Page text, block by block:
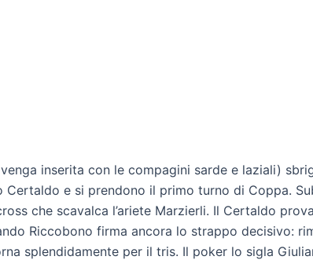
inserita con le compagini sarde e laziali)
e si prendono il primo turno di Coppa.
che scavalca l’ariete Marzierli. Il Certaldo
Riccobono firma ancora lo strappo decisivo:
splendidamente per il tris. Il poker lo sigla